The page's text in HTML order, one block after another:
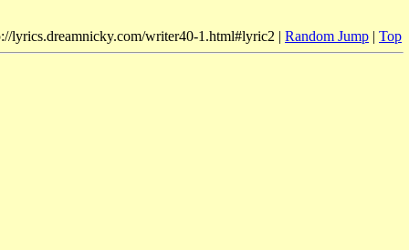
lyrics.dreamnicky.com/writer40-1.html#lyric2 | Random Jump | Top